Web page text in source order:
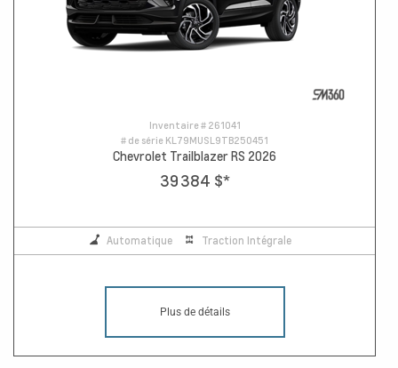
Inventaire # 261041
# de série KL79MUSL9TB250451
Chevrolet Trailblazer RS 2026
39 384 $*
Automatique Traction Intégrale
Plus de détails